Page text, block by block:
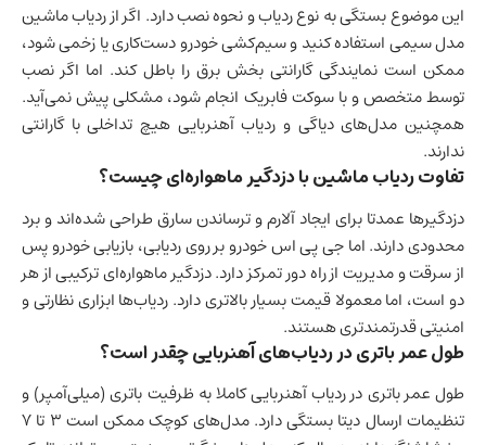
این موضوع بستگی به نوع ردیاب و نحوه نصب دارد. اگر از ردیاب ماشین
مدل سیمی استفاده کنید و سیم‌کشی خودرو دست‌کاری یا زخمی شود،
ممکن است نمایندگی گارانتی بخش برق را باطل کند. اما اگر نصب
توسط متخصص و با سوکت فابریک انجام شود، مشکلی پیش نمی‌آید.
همچنین مدل‌های دیاگی و ردیاب آهنربایی هیچ تداخلی با گارانتی
ندارند.
تفاوت ردیاب ماشین با دزدگیر ماهواره‌ای چیست؟
دزدگیرها عمدتا برای ایجاد آلارم و ترساندن سارق طراحی شده‌اند و برد
محدودی دارند. اما جی پی اس خودرو بر روی ردیابی، بازیابی خودرو پس
از سرقت و مدیریت از راه دور تمرکز دارد. دزدگیر ماهواره‌ای ترکیبی از هر
دو است، اما معمولا قیمت بسیار بالاتری دارد. ردیاب‌ها ابزاری نظارتی و
امنیتی قدرتمندتری هستند.
طول عمر باتری در ردیاب‌های آهنربایی چقدر است؟
طول عمر باتری در ردیاب آهنربایی کاملا به ظرفیت باتری (میلی‌آمپر) و
تنظیمات ارسال دیتا بستگی دارد. مدل‌های کوچک ممکن است ۳ تا ۷